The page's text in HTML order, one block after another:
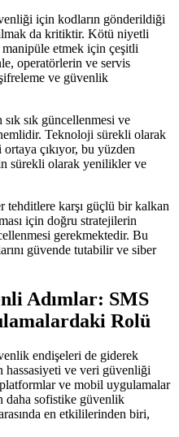
için kodların gönderildiği
da kritiktir. Kötü niyetli
etmek için çeşitli
operatörlerin ve servis
şifreleme ve güvenlik
sık güncellenmesi ve
Teknoloji sürekli olarak
çıkıyor, bu yüzden
sürekli olarak yenilikler ve
tehditlere karşı güçlü bir kalkan
için doğru stratejilerin
gerekmektedir. Bu
güvende tutabilir ve siber
Adımlar: SMS
Rolü
endişeleri de giderek
hassasiyeti ve veri güvenliği
ve mobil uygulamalar
daha sofistike güvenlik
en etkililerinden biri,